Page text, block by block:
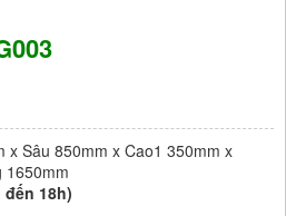
x Sâu 850mm x Cao1 350mm x
1650mm
đến 18h)